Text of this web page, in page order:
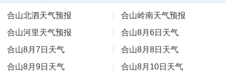
合山北泗天气预报
合山岭南天气预报
合山河里天气预报
合山8月6日天气
合山8月7日天气
合山8月8日天气
合山8月9日天气
合山8月10日天气